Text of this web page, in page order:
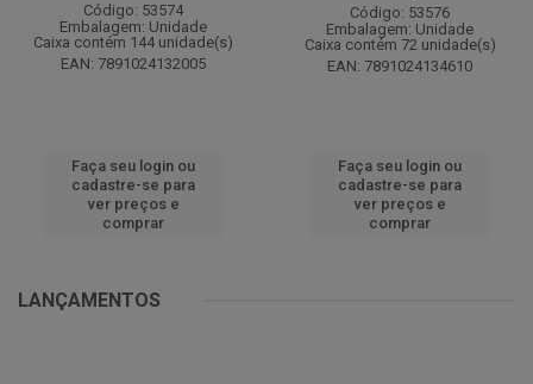
Código: 53574
Embalagem: Unidade
Caixa contém 144 unidade(s)
EAN: 7891024132005
Faça seu login ou
cadastre-se para
ver preços e
comprar
Código: 53576
Embalagem: Unidade
Caixa contém 72 unidade(s)
EAN: 7891024134610
Faça seu login ou
cadastre-se para
ver preços e
comprar
LANÇAMENTOS